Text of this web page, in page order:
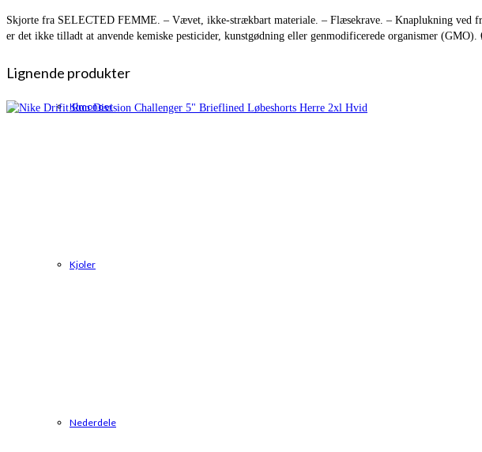
Kimonoer
Kjoler
Nederdele
Skjorte fra SELECTED FEMME. – Vævet, ikke-strækbart materiale. – Flæsekrave. – Knaplukning ved
er det ikke tilladt at anvende kemiske pesticider, kunstgødning eller genmodificerede organismer
Lignende produkter